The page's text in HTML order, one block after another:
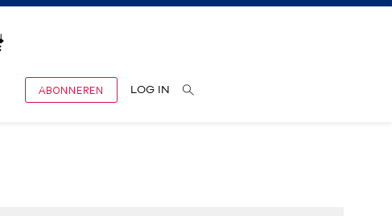
ABONNEREN LOG IN